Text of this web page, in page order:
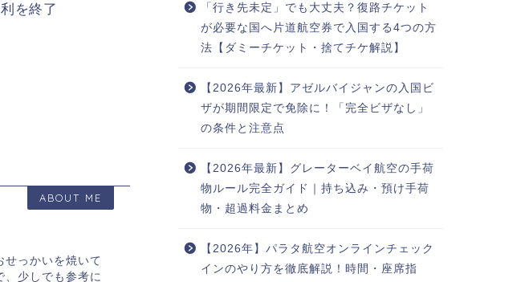
を終了
ABOUT ME
っかいを焼いて
少しでも参考に
「行き先未定」でも大丈夫？復路チケット
が必要な国へ片道航空券で入国する4つの方
法【ダミーチケット・捨てチケ解説】
【2026年最新】アゼルバイジャンの入国ビ
ザが期間限定で免除に！「完全ビザなし」
の条件と注意点
【2026年最新】グレーターベイ航空の手荷
物ルール完全ガイド｜持ち込み・預け手荷
物・超過料金まとめ
【2026年】パラタ航空オンラインチェック
インのやり方を徹底解説！時間・座席指